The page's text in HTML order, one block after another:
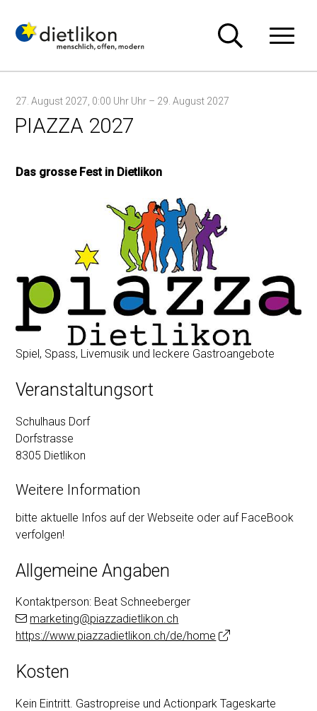
PIAZZA 2027
27. August 2027, 0:00 Uhr Uhr – 29. August 2027
Das grosse Fest in Dietlikon
Spiel, Spass, Livemusik und leckere Gastroangebote
Veranstaltungsort
Schulhaus Dorf
Dorfstrasse
8305 Dietlikon
Weitere Information
bitte aktuelle Infos auf der Webseite oder auf FaceBook
verfolgen!
Allgemeine Angaben
Kontaktperson: Beat Schneeberger
marketing@piazzadietlikon.ch
https://www.piazzadietlikon.ch/de/home
Kosten
Kein Eintritt. Gastropreise und Actionpark Tageskarte